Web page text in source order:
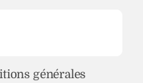
générales